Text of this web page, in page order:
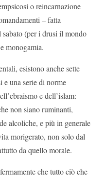
o reincarnazione
– fatta
sabato (per i drusi il mondo
monogamia.
esistono anche sette
una serie di norme
e dell’islam:
non siano ruminanti,
alcoliche, e più in generale
morigerato, non solo dal
da quello morale.
che tutto ciò che